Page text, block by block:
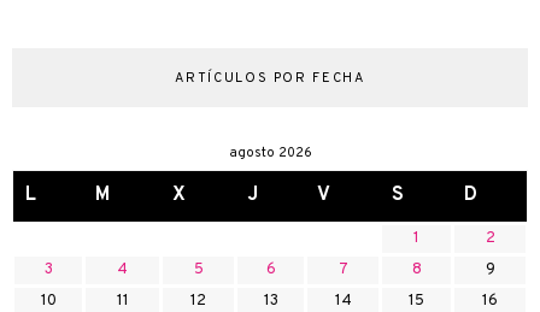
ARTÍCULOS POR FECHA
agosto 2026
L M X J V S D
1
2
3
4 5 6 7 8
9
10
11 12 13 14 15
16